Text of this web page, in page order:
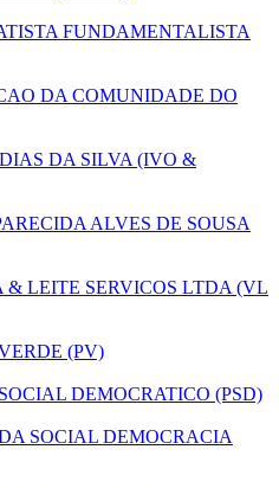
FUNDAMENTALISTA
DA COMUNIDADE DO
DA SILVA (IVO &
ALVES DE SOUSA
& LEITE SERVICOS LTDA (VL
(PV)
DEMOCRATICO (PSD)
SOCIAL DEMOCRACIA